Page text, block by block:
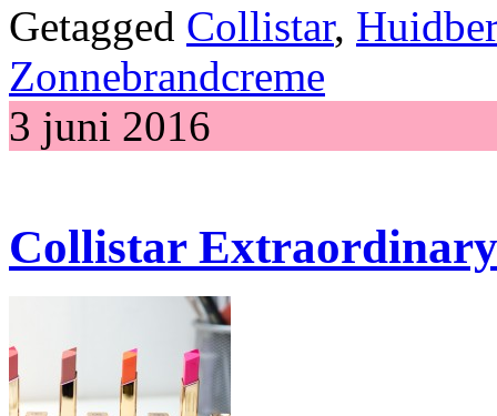
Getagged Collistar,
Zonnebrandcreme
3 juni 2016
Collistar